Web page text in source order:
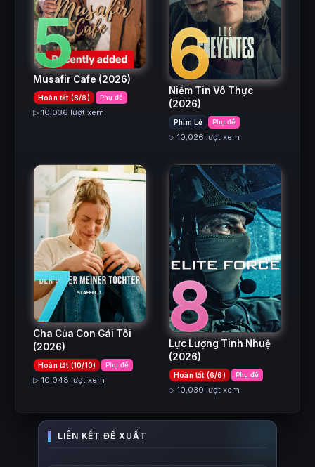
5
Musafir Cafe (2026)
Hoàn tất (8/8) Phụ đề
▷ 10,036 lượt xem
6
Niềm Tin Vô Thực
(2026)
Phim Lẻ Phụ đề
▷ 10,026 lượt xem
7
Cha Của Con Gái Tôi
(2026)
Hoàn tất (10/10) Phụ đề
▷ 10,048 lượt xem
8
Lực Lượng Tinh Nhuệ
(2026)
Hoàn tất (6/6) Phụ đề
▷ 10,030 lượt xem